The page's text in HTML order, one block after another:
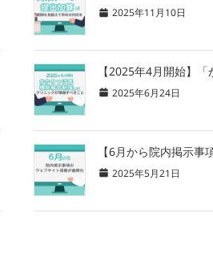
2025年11月10日
【2025年4月開始】
2025年6月24日
【6月から院内掲示事
2025年5月21日